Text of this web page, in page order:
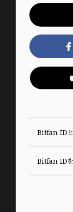
Bitfan ID
Bitfan ID